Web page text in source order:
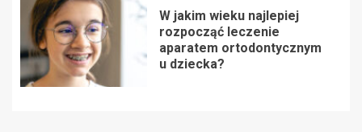
W jakim wieku najlepiej
rozpocząć leczenie
aparatem ortodontycznym
u dziecka?